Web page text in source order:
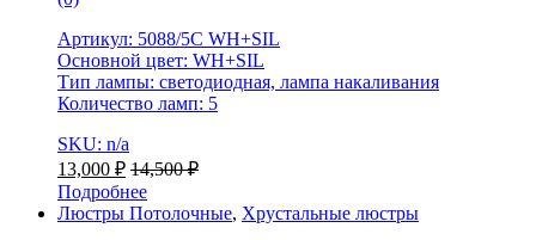
Артикул: 5088/5C WH+SIL
Основной цвет: WH+SIL
Тип лампы: светодиодная, лампа накаливания
Количество ламп: 5
SKU: n/a
13,000 ₽ 14,500₽
Подробнее
Люстры Потолочные, Хрустальные люстры